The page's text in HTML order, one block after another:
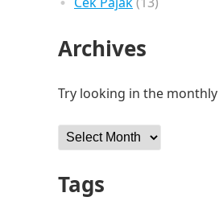
Archives
Try looking in the
Archives
Tags